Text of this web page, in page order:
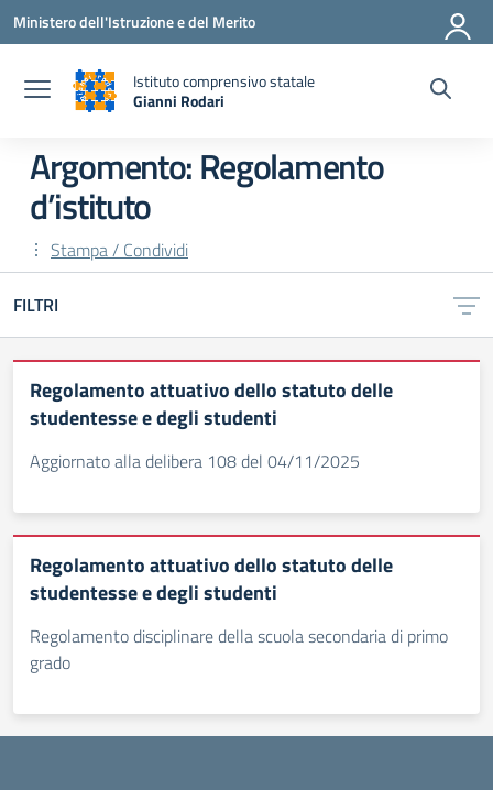
Vai ai contenuti
Vai al menu di navigazione
Vai al footer
Ministero dell'Istruzione e del Merito
Istituto comprensivo statale
Gianni Rodari
Argomento: Regolamento
d’istituto
Stampa / Condividi
FILTRI
Regolamento attuativo dello statuto delle
studentesse e degli studenti
Aggiornato alla delibera 108 del 04/11/2025
Regolamento attuativo dello statuto delle
studentesse e degli studenti
Regolamento disciplinare della scuola secondaria di primo
grado